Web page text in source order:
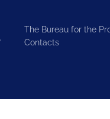
The Bureau for the
Contacts